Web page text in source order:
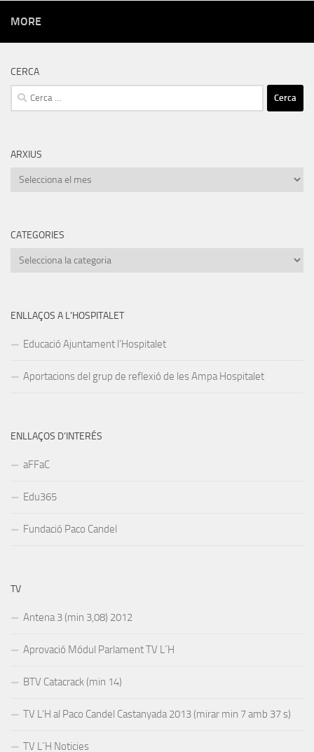
MORE
CERCA
Cerca:
ARXIUS
Arxius
CATEGORIES
Categories
ENLLAÇOS A L’HOSPITALET
Educació Ajuntament l’Hospitalet
Aportacions del grup de reflexió de les Ampa Hospitalet
ENLLAÇOS D’INTERÉS
aFFaC
Edu365
Fundació Paco Candel
TV
Antena 3 (min 3,08) 2012
Aprovació Módul Parlament TV L´H
BTV Catacrack (min 14)
TV L’H al Paco Candel Castanyada 2013 (mirar min 7 amb 37 s)
TV L´H Noticies